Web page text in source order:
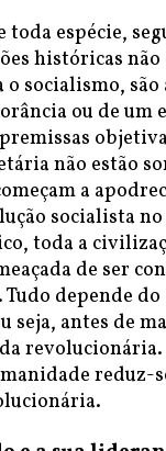
toda espécie,
históricas
o socialismo, são
ou de um
não estão
a
socialista
toda a
de ser
depende do
seja, antes de
reduz-